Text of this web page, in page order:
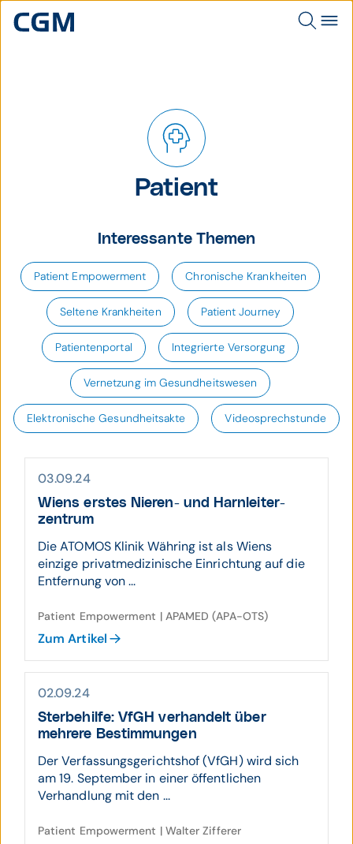
Patient
Interessante Themen
Patient Empowerment Chronische Krankheiten
Seltene Krankheiten Patient Journey
Patientenportal Integrierte Versorgung
Vernetzung im Gesundheitswesen
Elektronische Gesundheitsakte Videosprechstunde
03.09.24
Wiens erstes Nieren- und Harn­leiter­
zentrum
Die ATOMOS Klinik Währing ist als Wiens
einzige privatmedizinische Einrichtung auf die
Entfernung von ...
Patient Empowerment | APAMED (APA-OTS)
Zum Artikel
02.09.24
Sterbe­hilfe: VfGH ver­handelt über
mehrere Bestim­mungen
Der Verfassungsgerichtshof (VfGH) wird sich
am 19. September in einer öffentlichen
Verhandlung mit den ...
Patient Empowerment | Walter Zifferer